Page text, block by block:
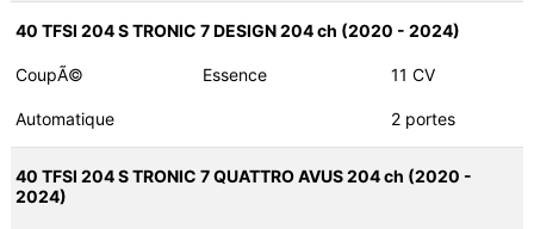
40 TFSI 204 S TRONIC 7 DESIGN 204 ch (2020 - 2024)
CoupÃ© Essence 11 CV
Automatique 2 portes
40 TFSI 204 S TRONIC 7 QUATTRO AVUS 204 ch (2020 -
2024)